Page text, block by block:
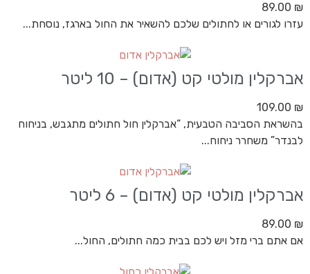
89.00 ₪
עזרו לגורים או לחתולים שלכם להשאיר את החול בארגז, נוסחת...
אברקלין מולטי קט (אדום) – 10 ליטר
109.00 ₪
בהשראת הסביבה הטבעית, “אברקלין חול חתולים מתגבש, בניחוח
לבנדר” משחרר ניחוח...
אברקלין מולטי קט (אדום) – 6 ליטר
89.00 ₪
אם אתם ברי מזל ויש לכם בבית כמה חתולים, החול...